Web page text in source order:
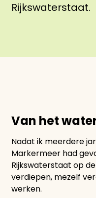
Rijkswaterstaat.
Van het
Nadat ik meerdere
Markermeer had
Rijkswaterstaat op
verdiepen, mezelf
werken.